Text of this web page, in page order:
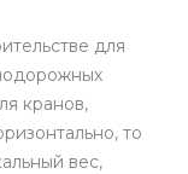
для
кранов,
то
вес,